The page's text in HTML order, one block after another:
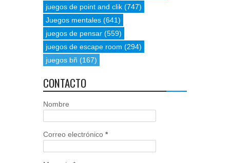
juegos de point and clik (747)
Juegos mentales (641)
juegos de pensar (559)
juegos de escape room (294)
juegos bñ (167)
CONTACTO
Nombre
Correo electrónico *